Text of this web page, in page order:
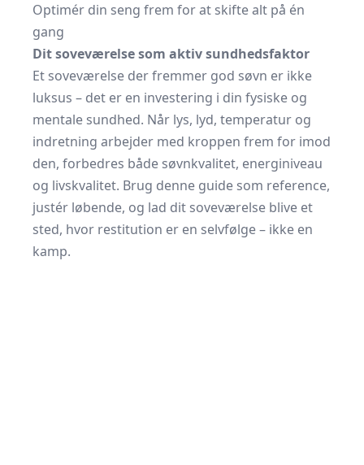
Optimér din seng frem for at skifte alt på én
gang
Dit soveværelse som aktiv sundhedsfaktor
Et soveværelse der fremmer god søvn er ikke
luksus – det er en investering i din fysiske og
mentale sundhed. Når lys, lyd, temperatur og
indretning arbejder med kroppen frem for imod
den, forbedres både søvnkvalitet, energiniveau
og livskvalitet. Brug denne guide som reference,
justér løbende, og lad dit soveværelse blive et
sted, hvor restitution er en selvfølge – ikke en
kamp.